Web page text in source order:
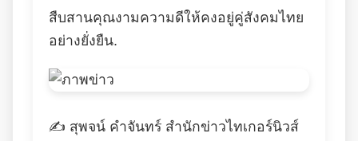
สืบสานคุณงามความดีให้คงอยู่คู่สังคมไทย
อย่างยั่งยืน.
✍️ สุพจน์ คำจันทร์ สำนักข่าวไทเกอร์นิวส์